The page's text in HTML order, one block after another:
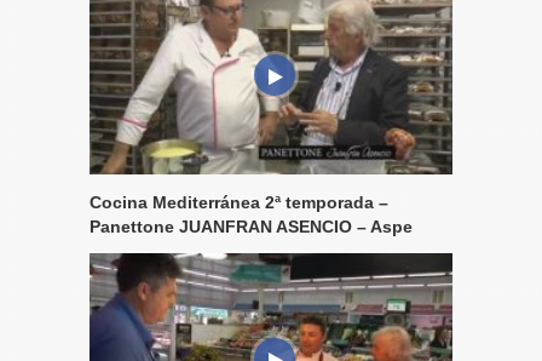
Cocina Mediterránea 2ª temporada –
Panettone JUANFRAN ASENCIO – Aspe